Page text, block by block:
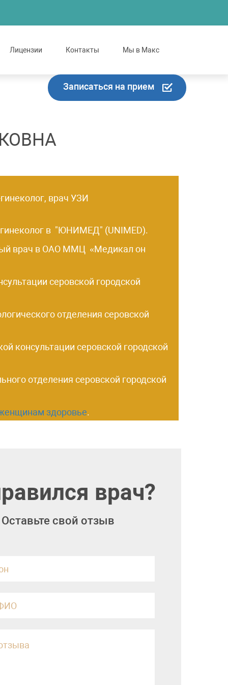
Лицензии Контакты Мы в Макс
Записаться на прием
врач УЗИ
в "ЮНИМЕД" (UNIMED).
врач в ОАО ММЦ «Медикал он
серовской городской
отделения серовской
консультации серовской городской
отделения серовской городской
здоровье.
врач?
Оставьте свой отзыв